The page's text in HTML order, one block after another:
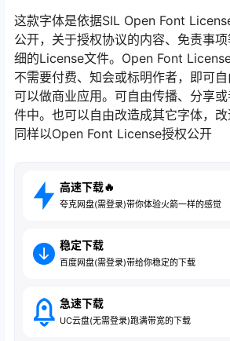
这款字体是依据SIL Open Font
公开，关于授权协议的内容、免责事
细的License文件。Open Font
不需要付费、知会或标明作者，即可
可以做商业应用。可自由传播、分享
件中。也可以自由改造成其它字体，
同样以Open Font License授权公开
高速下载🔥
夸克网盘(需登录)带你体验火箭一样的感觉
稳定下载
百度网盘(需登录)带给你稳定的下载
急速下载
UC云盘(无需登录)跑满带宽的下载